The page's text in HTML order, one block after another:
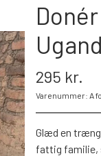
295 kr.
Varenummer: A
Glæd en
fattig familie,